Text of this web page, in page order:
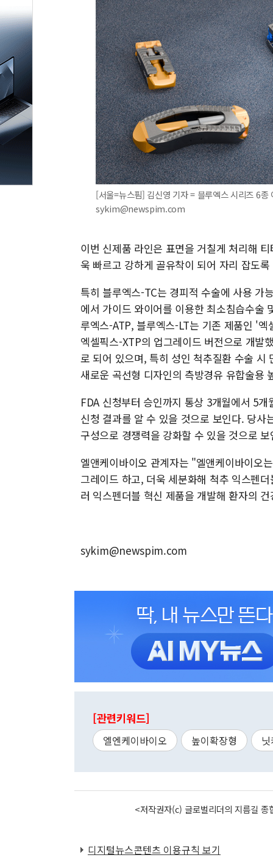
[서울=뉴스핌] 김신영 기자 = 블루엑스 시리즈 6
sykim@newspim.com
이번 신제품 라인은 표면을 거칠게 처리해
욱 빠르고 강하게 골유착이 되어 자리 잡도
특히 블루엑스-TC는 경피적 수술에 사용 가
에서 가이드 와이어를 이용한 최소침습수술
루엑스-ATP, 블루엑스-LT는 기존 제품인 '
엑셀픽스-XTP의 업그레이드 버전으로 개발
로 되어 있으며, 특히 성인 척추질환 수술
새로운 곡선형 디자인의 측방경유 유합술용
FDA 신청부터 승인까지 통상 3개월에서 5
신청 결과를 알 수 있을 것으로 보인다. 당
구성으로 경쟁력을 강화할 수 있을 것으로 보
엘앤케이바이오 관계자는 "엘앤케이바이오
그레이드 하고, 더욱 세분화해 척추 익스펜
러 익스펜더블 혁신 제품을 개발해 환자의
sykim@newspim.com
[관련키워드]
엘엔케이바이오 높이확장형
<저작권자(c) 글로벌리더의 지름길
디지털뉴스콘텐츠 이용규칙 보기